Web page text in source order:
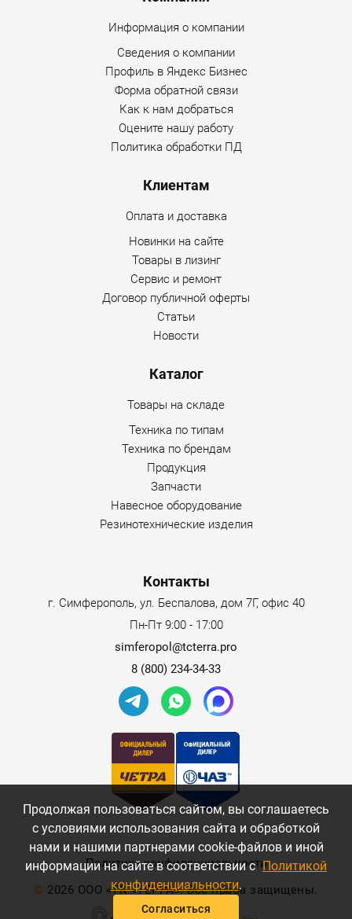
Информация о компании
Сведения о компании
Профиль в Яндекс Бизнес
Форма обратной связи
Как к нам добраться
Оцените нашу работу
Политика обработки ПД
Клиентам
Оплата и доставка
Новинки на сайте
Товары в лизинг
Сервис и ремонт
Договор публичной оферты
Статьи
Новости
Каталог
Товары на складе
Техника по типам
Техника по брендам
Продукция
Запчасти
Навесное оборудование
Резинотехнические изделия
Контакты
г. Симферополь, ул. Беспалова, дом 7Г, офис 40
Пн-Пт 9:00 - 17:00
simferopol@tcterra.pro
8 (800) 234-34-33
© 2026 ООО «ТК «ТЕРРА». Все права защищены.
Политика конфиденциальности
Продолжая пользоваться сайтом, вы соглашаетесь
с условиями использования сайта и обработкой
нами и нашими партнерами cookie-файлов и иной
информации на сайте в соответствии с Политикой
конфиденциальности.
Согласиться